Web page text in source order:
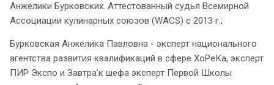
Анжелики Бурковских. Аттестованный судья Всемирной
Ассоциации кулинарных союзов (WACS) с 2013 г.;
Бурковская Анжелика Павловна - эксперт национального
агентства развития квалификаций в сфере ХоРеКа, эксперт
ПИР Экспо и Завтра’к шефа эксперт Первой Школы